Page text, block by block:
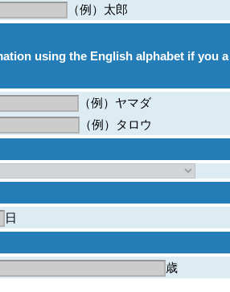
（例）太郎
using the English alphabet if you a
（例）ヤマダ
（例）タロウ
日
歳